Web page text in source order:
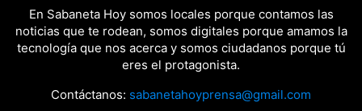
En Sabaneta Hoy somos locales porque contamos las
noticias que te rodean, somos digitales porque amamos la
tecnología que nos acerca y somos ciudadanos porque tú
eres el protagonista.
Contáctanos: sabanetahoyprensa@gmail.com